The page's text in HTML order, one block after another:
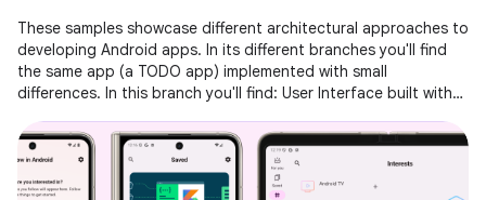
These samples showcase different architectural approaches to
developing Android apps. In its different branches you'll find
the same app (a TODO app) implemented with small
differences. In this branch you'll find: User Interface built with